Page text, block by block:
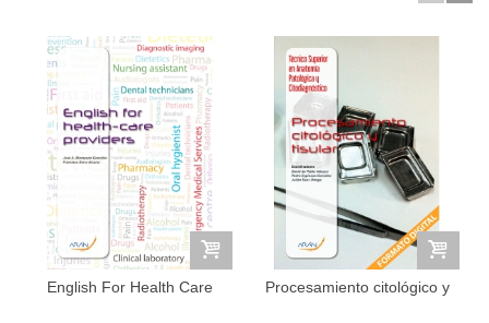
English For Health Care
Procesamiento citológico y